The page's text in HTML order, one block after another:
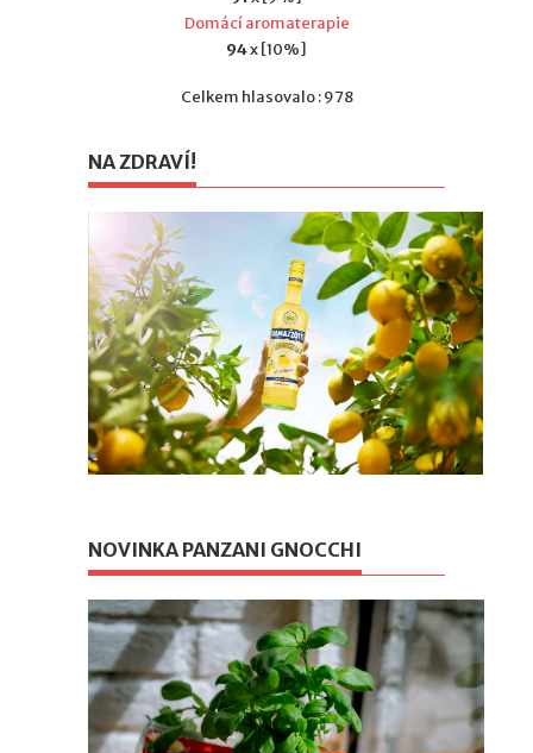
Domácí aromaterapie
94x [10%]
Celkem hlasovalo : 978
NA ZDRAVÍ!
NOVINKA PANZANI GNOCCHI